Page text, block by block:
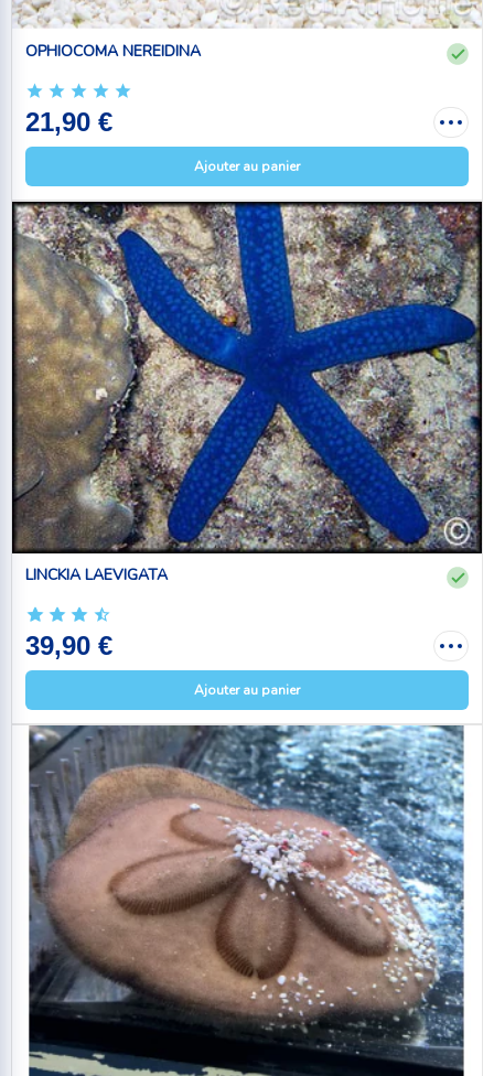
OPHIOCOMA NEREIDINA
21,90 €
Ajouter au panier
LINCKIA LAEVIGATA
39,90 €
Ajouter au panier